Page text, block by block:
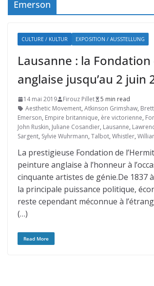
Emerson
CULTURE / KULTUR EXPOSITION / AUSSTELLUNG
Lausanne : la
anglaise jusqu’au 2 juin
14 mai 2019 Firouz Pillet
5 min read
Aesthetic Movement, Atkinson Grimshaw, Brett
Emerson, Empire britannique, ère victorienne,
John Ruskin, Juliane Cosandier, Lausanne,
Sargent, Sylvie Wuhrmann, Talbot, Whistler,
La prestigieuse Fondation de
peinture anglaise à l’honneur à
cinquante artistes de génie.De 1837
la principale puissance politique,
reste cependant méconnue à
(…)
Read More